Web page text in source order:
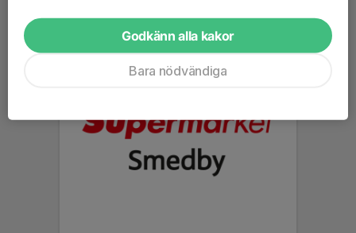
Godkänn alla kakor
Bara nödvändiga